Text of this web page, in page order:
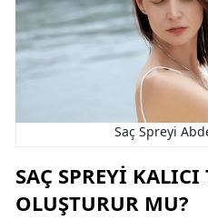
Saç Spreyi
SAÇ SPREYI KALICI
OLUŞTURUR MU?